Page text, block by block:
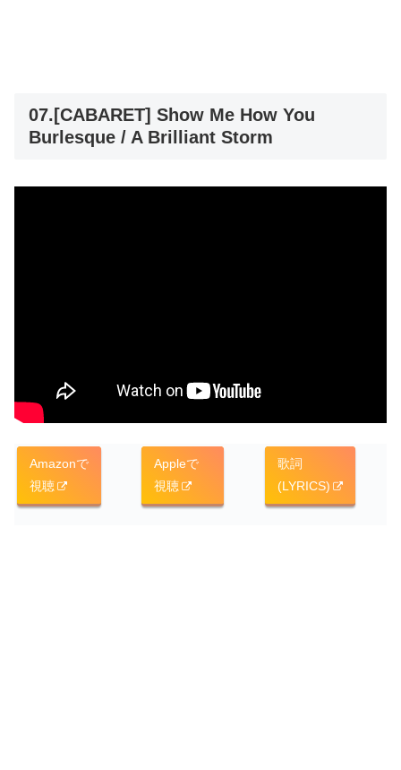
07.[CABARET] Show Me How You
Burlesque / A Brilliant Storm
Amazonで
視聴
Appleで
視聴
歌詞
(LYRICS)